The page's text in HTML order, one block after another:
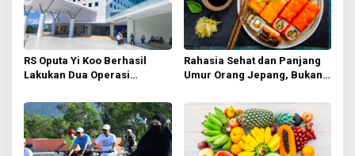
p
o
s
RS Oputa Yi Koo Berhasil
Lakukan Dua Operasi
BPJS Tak Perlu Dirujuk ke
Luar Daerah
Rahasia Sehat dan Panjang
Umur Orang Jepang, Bukan